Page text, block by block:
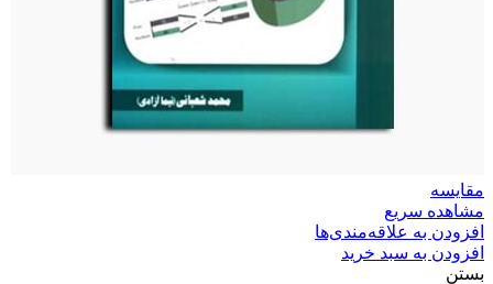
مقایسه
مشاهده سریع
افزودن به علاقه‌مندی‌ها
افزودن به سبد خرید
بستن